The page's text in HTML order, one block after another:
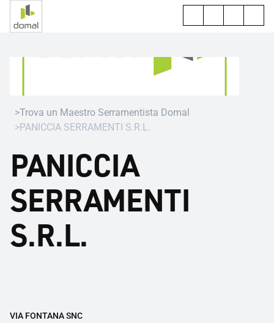
Trova un Maestro Serramentista Domal
PANICCIA SERRAMENTI S.R.L.
PANICCIA
SERRAMENTI
S.R.L.
VIA FONTANA SNC